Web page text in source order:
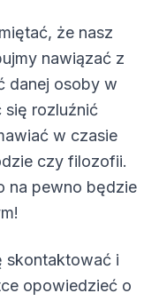
że nasz
nawiązać z
danej osoby w
się rozluźnić
w czasie
czy filozofii.
na pewno będzie
skontaktować i
opowiedzieć o